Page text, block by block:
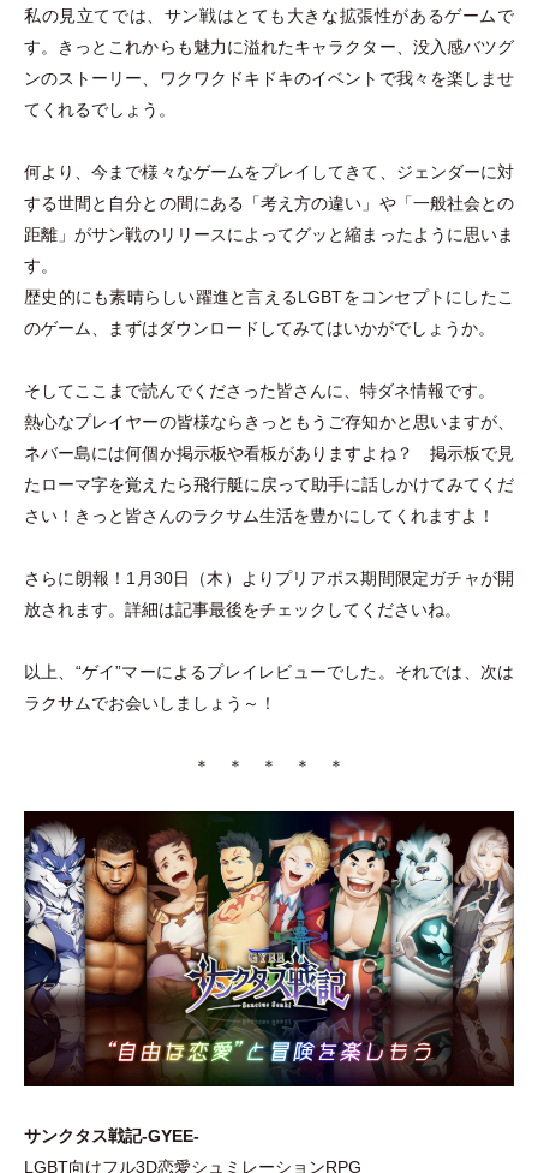
私の見立てでは、サン戦はとても大きな拡張性があるゲームで
す。きっとこれからも魅力に溢れたキャラクター、没入感バツグ
ンのストーリー、ワクワクドキドキのイベントで我々を楽しませ
てくれるでしょう。
何より、今まで様々なゲームをプレイしてきて、ジェンダーに対
する世間と自分との間にある 「考え方の違い 」 や「一般社会との
距離 」がサン戦のリリースによってグッと縮まったように思いま
す。
歴史的にも素晴らしい躍進と言えるLGBTをコンセプトにしたこ
のゲーム、まずはダウンロードしてみてはいかがでしょうか。
そしてここまで読んでくださった皆さんに、特ダネ情報です。
熱心なプレイヤーの皆様ならきっともうご存知かと思いますが、
ネバー島には何個か掲示板や看板がありますよね？ 掲示板で見
たローマ字を覚えたら飛行艇に戻って助手に話しかけてみてくだ
さい！きっと皆さんのラクサム生活を豊かにしてくれますよ！
さらに朗報！1月30日 （木 ） よりプリアポス期間限定ガチャが開
放されます。詳細は記事最後をチェックしてくださいね。
以上、“ゲイ”マーによるプレイレビューでした。それでは、次は
ラクサムでお会いしましょう～！
＊ ＊ ＊ ＊ ＊
サンクタス戦記-GYEE-
LGBT向けフル3D恋愛シュミレーションRPG